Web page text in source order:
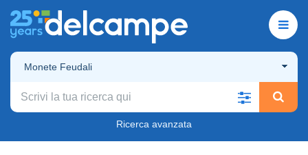
Monete Feudali
Ricerca avanzata